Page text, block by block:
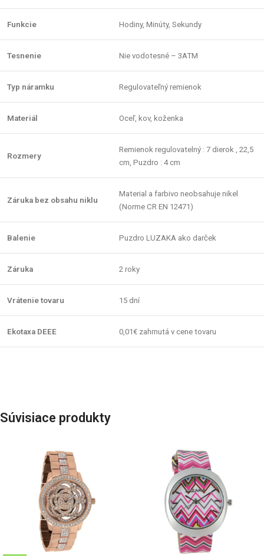
Funkcie Hodiny, Minúty, Sekundy
Tesnenie Nie vodotesné – 3ATM
Typ náramku Regulovateľný remienok
Materiál Oceľ, kov, koženka
Rozmery
Remienok regulovatelný : 7 dierok , 22,5
cm, Puzdro : 4 cm
Záruka bez obsahu niklu
Material a farbivo neobsahuje nikel
(Norme CR EN 12471)
Balenie Puzdro LUZAKA ako darček
Záruka 2 roky
Vrátenie tovaru 15 dní
Ekotaxa DEEE 0,01€ zahrnutá v cene tovaru
Súvisiace produkty